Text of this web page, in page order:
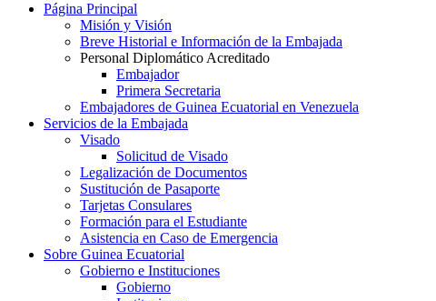
Página Principal
Misión y Visión
Breve Historial e Información de la Embajada
Personal Diplomático Acreditado
Embajador
Primera Secretaria
Embajadores de Guinea Ecuatorial en Venezuela
Servicios de la Embajada
Visado
Solicitud de Visado
Legalización de Documentos
Sustitución de Pasaporte
Tarjetas Consulares
Formación para el Estudiante
Asistencia en Caso de Emergencia
Sobre Guinea Ecuatorial
Gobierno e Instituciones
Gobierno